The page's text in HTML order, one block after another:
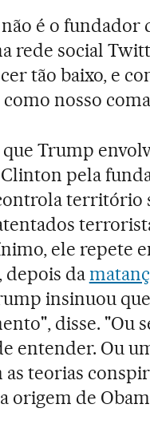
é o
rede social
tão baixo, e
nosso
Trump
pela
território
ele repete
depois da
insinuou
disse. "Ou
entender. Ou
as teorias
origem de